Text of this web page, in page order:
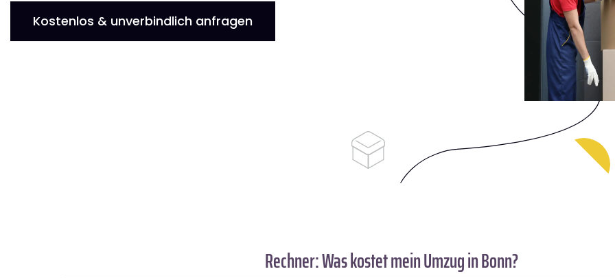
Kostenlos & unverbindlich anfragen
Rechner: Was kostet mein Umzug in Bonn?